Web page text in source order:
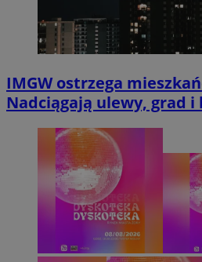
IMGW ostrzega
Nadciągają ulewy, grad